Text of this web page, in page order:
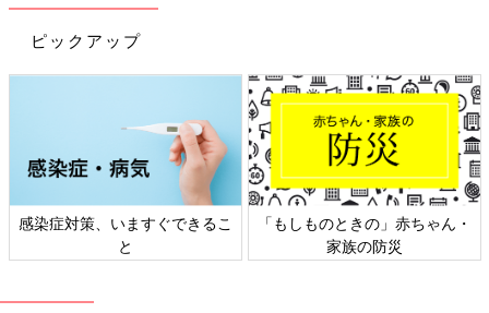
新型コロナウイルスの感染対策のイメージから、「アルコール消
胃腸炎のウイルスにはアルコール消毒が効果がないものも多いと
か。また、原因となるウイルスによって流行時期が異なるので
「冬に流行する」というイメージも正しくとは言えず、一年中注
意が必要だそう。改めて親子で手洗い習慣を見直しましょう。
●記事の内容は記事執筆当時の情報であり、現在と異なる場合が
あります。
ピックアップ
感染症対策、いますぐできるこ
と
「もしものときの」赤ちゃん・
家族の防災